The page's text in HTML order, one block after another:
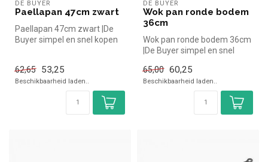
DE BUYER
Paellapan 47cm zwart
Paellapan 47cm zwart |De
Buyer simpel en snel kopen
62,65
53,25
Beschikbaarheid laden..
DE BUYER
Wok pan ronde bodem
36cm
Wok pan ronde bodem 36cm
|De Buyer simpel en snel
Overz...
65,00 60,25
Beschikbaarheid laden..